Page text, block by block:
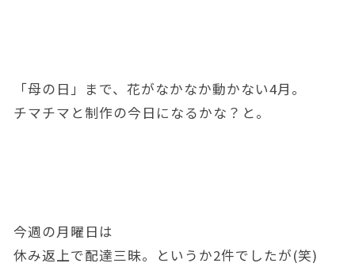
「母の日」まで、花がなかなか動かない4月。
チマチマと制作の今日になるかな？と。
今週の月曜日は
休み返上で配達三昧。というか2件でしたが(笑)